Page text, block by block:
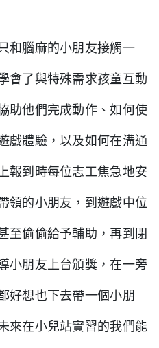
和腦麻的小朋友接觸一
會了與特殊需求孩童互動
助他們完成動作、如何使
戲體驗，以及如何在溝通
報到時每位志工焦急地安
領的小朋友，到遊戲中位
至偷偷給予輔助，再到閉
小朋友上台頒獎，在一旁
好想也下去帶一個小朋
來在小兒站實習的我們能